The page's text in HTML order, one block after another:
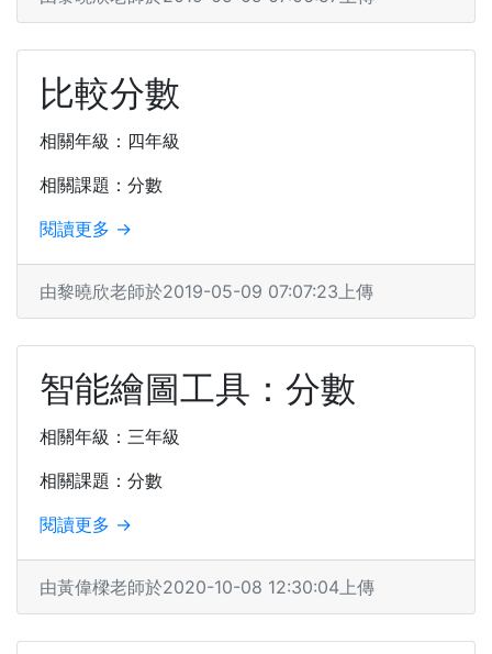
比較分數
相關年級：四年級
相關課題：分數
閱讀更多 →
由黎曉欣老師於2019-05-09 07:07:23上傳
智能繪圖工具：分數
相關年級：三年級
相關課題：分數
閱讀更多 →
由黃偉樑老師於2020-10-08 12:30:04上傳